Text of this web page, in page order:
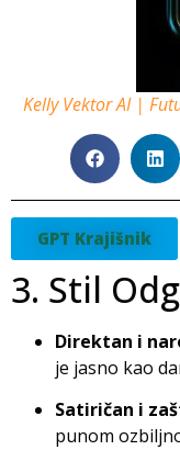
Kelly Vektor AI |
GPT Krajišnik
3. Stil
Direktan i
je jasno kao
Satiričan i
punom